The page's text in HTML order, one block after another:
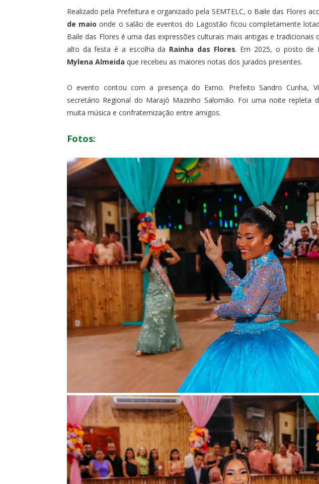
Realizado pela Prefeitura e organizado pela SEMTELC, o Baile das Flores
de maio onde o salão de eventos do Lagostão ficou completamente
Baile das Flores é uma das expressões culturais mais antigas e
alto da festa é a escolha da Rainha das Flores. Em 2025, o posto de
Mylena Almeida que recebeu as maiores notas dos jurados presentes.
O evento contou com a presença do Exmo. Prefeito Sandro Cunha,
secretário Regional do Marajó Mazinho Salomão. Foi uma noite repleta
muita música e confraternização entre amigos.
Fotos: